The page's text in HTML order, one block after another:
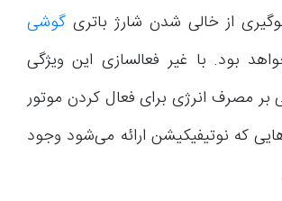
از خالی شدن شارژ باتری گوشی
بود. با غیر فعالسازی این ویژگی
بر مصرف انرژی برای فعال کردن موتور
که نوتیفیکیشن ارائه می‌شود وجود